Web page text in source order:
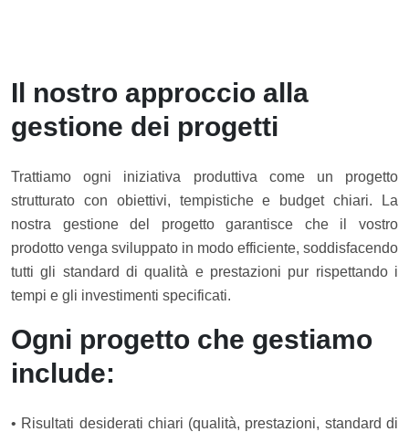
Il nostro approccio alla
gestione dei progetti
Trattiamo ogni iniziativa produttiva come un progetto
strutturato con obiettivi, tempistiche e budget chiari. La
nostra gestione del progetto garantisce che il vostro
prodotto venga sviluppato in modo efficiente, soddisfacendo
tutti gli standard di qualità e prestazioni pur rispettando i
tempi e gli investimenti specificati.
Ogni progetto che gestiamo
include:
• Risultati desiderati chiari (qualità, prestazioni, standard di